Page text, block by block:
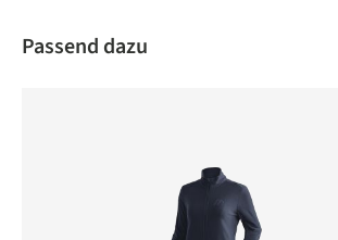
Produktgalerie überspringen
Passend dazu